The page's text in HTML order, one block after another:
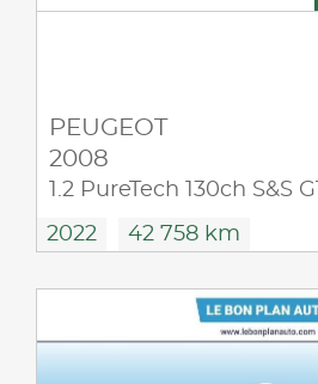
PEUGEOT
2008
1.2 PureTech 130ch S&S GT
2022 42 758 km